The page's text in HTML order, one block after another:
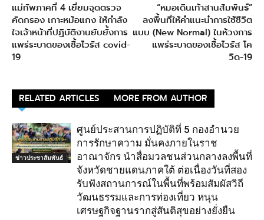
แม่ทัพภาคที่ 4 เยี่ยมจุดตรวจ
คัดกรอง เกาะหม้อแกง ให้กำลัง
ใจเจ้าหน้าที่ปฏิบัติงานยับยั้งการ
แพร่ระบาดของเชื้อไวรัส covid-
19
“หมอเดินเท้าสานสัมพันธ์”
ลงพื้นที่ให้คำแนะนำการใช้ชีวิต
แบบ (New Normal) ในห้วงการ
แพร่ระบาดของเชื้อไวรัส โค
วิด-19
RELATED ARTICLES MORE FROM AUTHOR
ข่าวประชาสัมพันธ์
ศูนย์ประสานการปฏิบัติที่ 5 กองอำนวย
การรักษาความ มั่นคงภายในราช
อาณาจักร นำสื่อมวลชนส่วนกลางลงพื้นที่
จังหวัดชายแดนภาคใต้ ต่อเนื่องวันที่สอง
รับฟังสถานการณ์ในพื้นที่พร้อมสัมผัสวิถี
วัฒนธรรมและการท่องเที่ยว หนุน
เศรษฐกิจฐานรากสู่สันติสุขอย่างยั่งยืน